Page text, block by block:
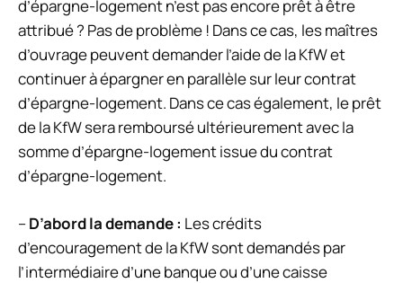
d’épargne-logement n’est pas encore prêt à être
attribué ? Pas de problème ! Dans ce cas, les maîtres
d’ouvrage peuvent demander l’aide de la KfW et
continuer à épargner en parallèle sur leur contrat
d’épargne-logement. Dans ce cas également, le prêt
de la KfW sera remboursé ultérieurement avec la
somme d’épargne-logement issue du contrat
d’épargne-logement.
–D’abord la demande : Les crédits
d’encouragement de la KfW sont demandés par
l’intermédiaire d’une banque ou d’une caisse